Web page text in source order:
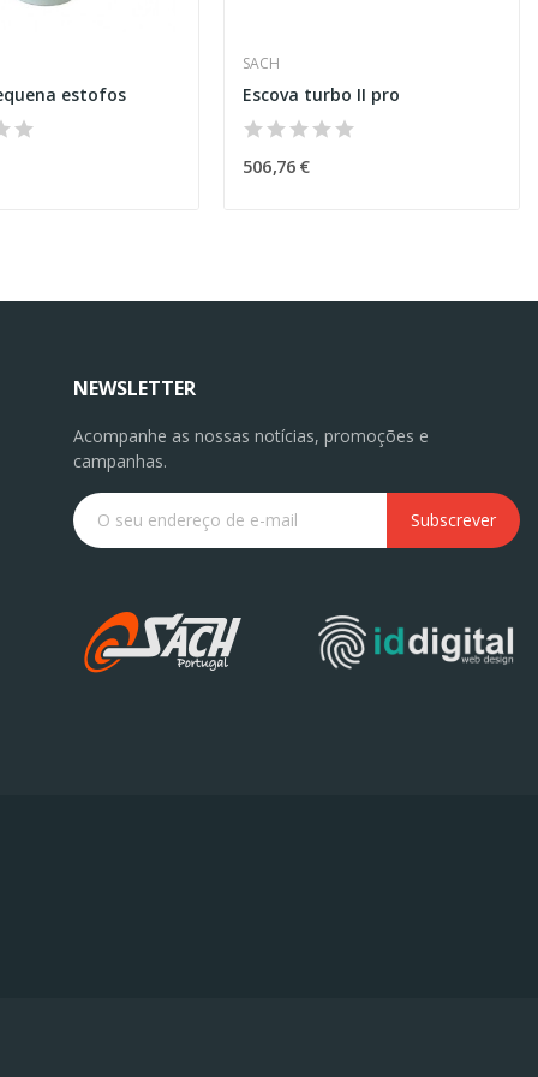
estofos
SACH
Escova turbo II pro
506,76 €
NEWSLETTER
Acompanhe as nossas notícias, promoções e
campanhas.
Subscrever